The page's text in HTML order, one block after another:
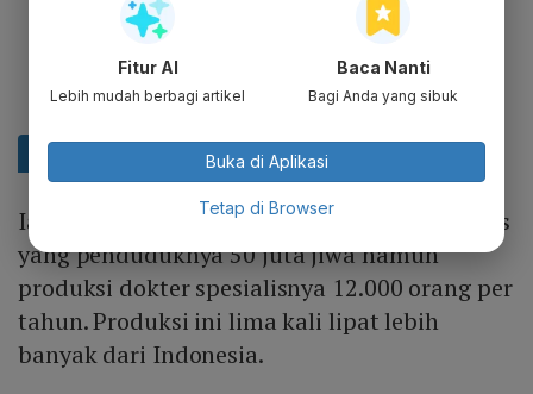
Ia kemudian membandingkan dengan Inggris
yang penduduknya 50 juta jiwa namun
produksi dokter spesialisnya 12.000 orang per
tahun. Produksi ini lima kali lipat lebih
banyak dari Indonesia.
Fitur AI
Lebih mudah berbagi artikel
Baca Nanti
Bagi Anda yang sibuk
Buka di Aplikasi
Tetap di Browser